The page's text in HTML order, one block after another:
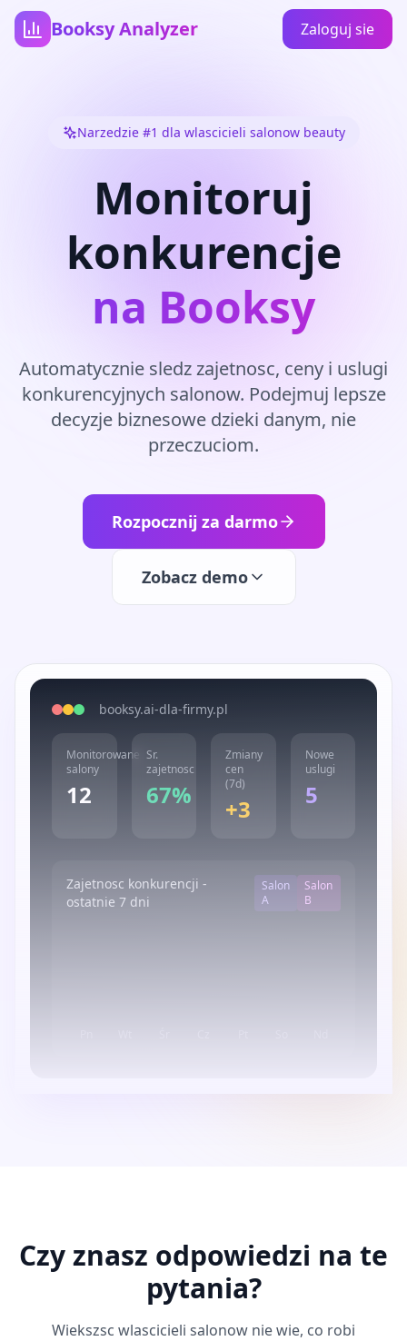
Booksy Analyzer Zaloguj sie
Narzedzie #1 dla wlascicieli salonow beauty
Monitoruj
konkurencje
na Booksy
Automatycznie sledz zajetnosc, ceny i uslugi
konkurencyjnych salonow. Podejmuj lepsze
decyzje biznesowe dzieki danym, nie
przeczuciom.
Rozpocznij za darmo
Zobacz demo
booksy.ai-dla-firmy.pl
Monitorowane
salony
12
Sr.
zajetnosc
67%
Zmiany
cen
(7d)
+3
Nowe
uslugi
5
Zajetnosc konkurencji -
ostatnie 7 dni
Salon
A
Salon
B
Czy znasz odpowiedzi na te
pytania?
Wiekszsc wlascicieli salonow nie wie, co robi